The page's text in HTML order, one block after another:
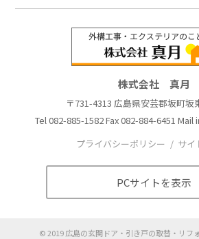
株式会社 真月
〒731-4313 広島県安芸郡坂町坂
Tel082-885-1582Fax 082-884-6451 Mail
プライバシーポリシー
サイ
PCサイトを表示
©2019 広島の玄関ドア・引き戸の取替・リフ